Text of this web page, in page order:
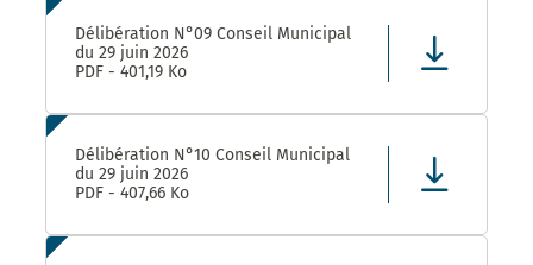
Délibération N°09 Conseil Municipal
du 29 juin 2026
PDF - 401,19 Ko
Délibération N°10 Conseil Municipal
du 29 juin 2026
PDF - 407,66 Ko